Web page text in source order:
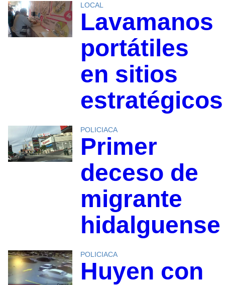
LOCAL
Lavamanos
portátiles
en sitios
estratégicos
POLICIACA
Primer
deceso de
migrante
hidalguense
POLICIACA
Huyen con